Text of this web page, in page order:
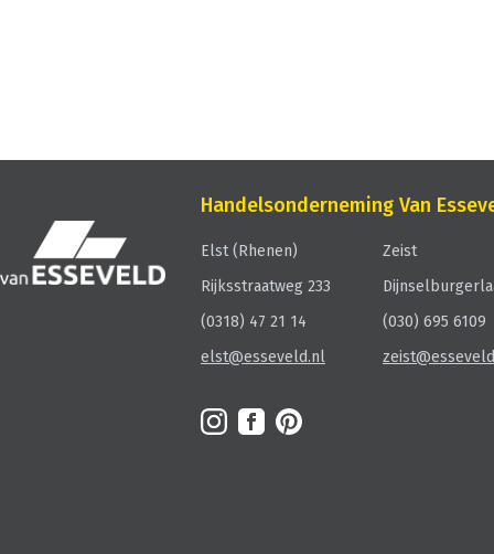
Handelsonderneming Van
Elst (Rhenen)
Rijksstraatweg 233
(0318) 47 21 14
elst@esseveld.nl
Zeist
(030) 695